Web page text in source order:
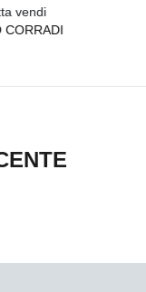
vendi